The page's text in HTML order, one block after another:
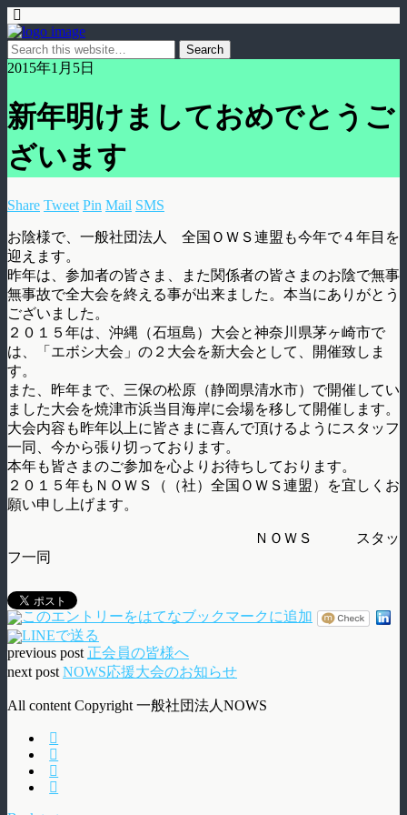
2015年1月5日
新年明けましておめでとうご
ざいます
Share Tweet Pin Mail SMS
お陰様で、一般社団法人 全国ＯＷＳ連盟も今年で４年目を
迎えます。
昨年は、参加者の皆さま、また関係者の皆さまのお陰で無事
無事故で全大会を終える事が出来ました。本当にありがとう
ございました。
２０１５年は、沖縄（石垣島）大会と神奈川県茅ヶ崎市で
は、「エボシ大会」の２大会を新大会として、開催致しま
す。
また、昨年まで、三保の松原（静岡県清水市）で開催してい
ました大会を焼津市浜当目海岸に会場を移して開催します。
大会内容も昨年以上に皆さまに喜んで頂けるようにスタッフ
一同、今から張り切っております。
本年も皆さまのご参加を心よりお待ちしております。
２０１５年もＮＯＷＳ（（社）全国ＯＷＳ連盟）を宜しくお
願い申し上げます。
ＮＯＷＳ スタッ
フ一同
previous post 正会員の皆様へ
next post NOWS応援大会のお知らせ
All content Copyright 一般社団法人NOWS